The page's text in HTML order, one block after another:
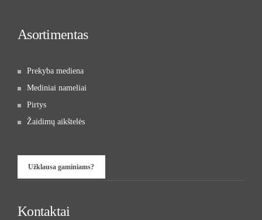
Asortimentas
Prekyba mediena
Mediniai nameliai
Pirtys
Žaidimų aikštelės
Užklausa gaminiams?
Kontaktai